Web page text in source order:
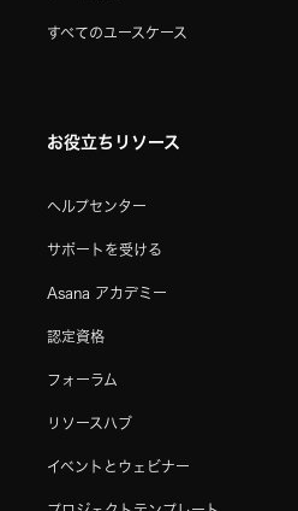
すべてのユースケース
お役立ちリソース
ヘルプセンター
サポートを受ける
Asana アカデミー
認定資格
フォーラム
リソースハブ
イベントとウェビナー